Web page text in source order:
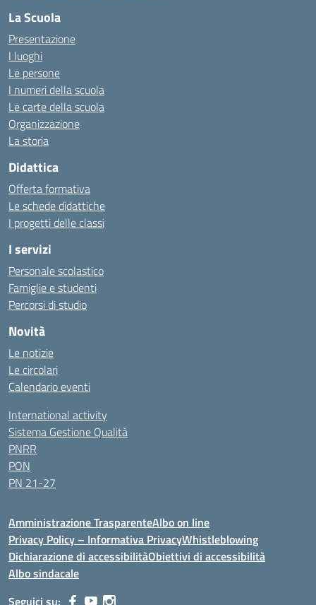
La Scuola
Presentazione
I luoghi
Le persone
I numeri della scuola
Le carte della scuola
Organizzazione
La storia
Didattica
Offerta formativa
Le schede didattiche
I progetti delle classi
I servizi
Personale scolastico
Famiglie e studenti
Percorsi di studio
Novità
Le notizie
Le circolari
Calendario eventi
International activity
Sistema Gestione Qualità
PNRR
PON
PN 21-27
Amministrazione TrasparenteAlbo on line
Privacy Policy – Informativa PrivacyWhistleblowing
Dichiarazione di accessibilitàObiettivi di accessibilità
Albo sindacale
Seguici su: